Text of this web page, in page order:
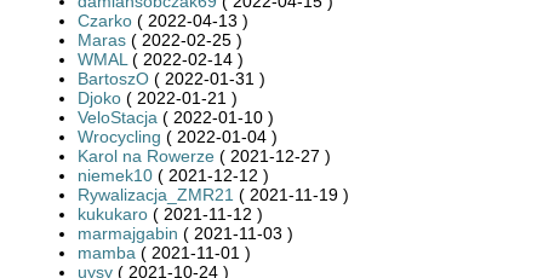
Czarko ( 2022-04-13 )
Maras ( 2022-02-25 )
WMAL ( 2022-02-14 )
BartoszO ( 2022-01-31 )
Djoko ( 2022-01-21 )
VeloStacja ( 2022-01-10 )
Wrocycling ( 2022-01-04 )
Karol na Rowerze ( 2021-12-27 )
niemek10 ( 2021-12-12 )
Rywalizacja_ZMR21 ( 2021-11-19 )
kukukaro ( 2021-11-12 )
marmajgabin ( 2021-11-03 )
mamba ( 2021-11-01 )
uysy ( 2021-10-24 )